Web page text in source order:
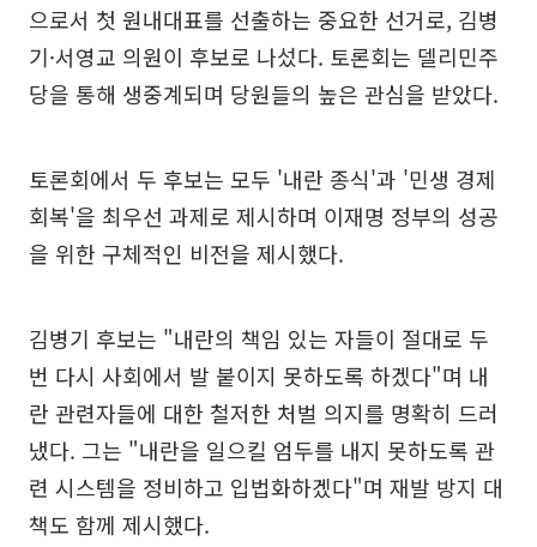
으로서 첫 원내대표를 선출하는 중요한 선거로, 김병
기·서영교 의원이 후보로 나섰다. 토론회는 델리민주
당을 통해 생중계되며 당원들의 높은 관심을 받았다.
토론회에서 두 후보는 모두 '내란 종식'과 '민생 경제
회복'을 최우선 과제로 제시하며 이재명 정부의 성공
을 위한 구체적인 비전을 제시했다.
김병기 후보는 "내란의 책임 있는 자들이 절대로 두
번 다시 사회에서 발 붙이지 못하도록 하겠다"며 내
란 관련자들에 대한 철저한 처벌 의지를 명확히 드러
냈다. 그는 "내란을 일으킬 엄두를 내지 못하도록 관
련 시스템을 정비하고 입법화하겠다"며 재발 방지 대
책도 함께 제시했다.